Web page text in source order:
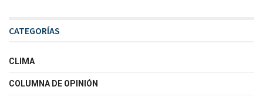
CATEGORÍAS
CLIMA
COLUMNA DE OPINIÓN